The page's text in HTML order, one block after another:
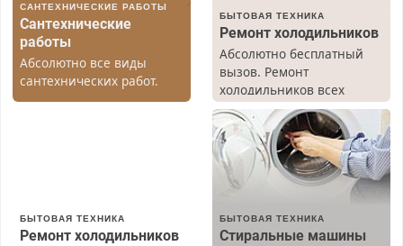
САНТЕХНИЧЕСКИЕ РАБОТЫ
Сантехнические
работы
Абсолютно все виды
сантехнических работ.
Быстро. Качественно.
БЫТОВАЯ ТЕХНИКА
Ремонт холодильников
Абсолютно бесплатный
вызов. Ремонт
холодильников всех
марок на дому, с
гарантией. Все р-ны.
Срочно. Без выходных.
Пенсионерам – скидки до
40%. Мастер со стажем.
БЫТОВАЯ ТЕХНИКА
Ремонт холодильников
БЫТОВАЯ ТЕХНИКА
Стиральные машины